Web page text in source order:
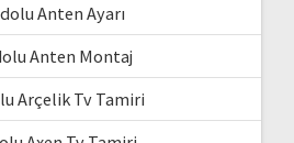
Anten Ayarı
Anten Montaj
Arçelik Tv Tamiri